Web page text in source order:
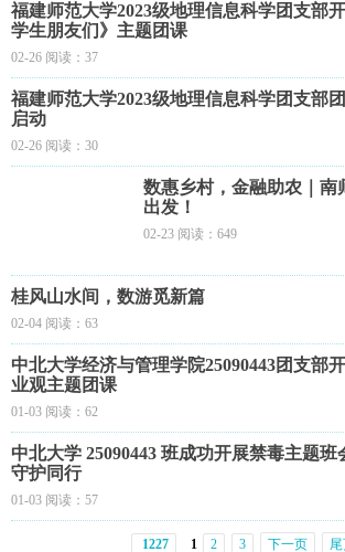
福建师范大学2023级地理信息科学团支部
学生朋友们》主题团课
02-26 阅读：37
福建师范大学2023级地理信息科学团支部
启动
02-26 阅读：30
数惠乡村，金融助农｜南
出发！
02-23 阅读：649
桂风山水间，数游觅新篇
02-04 阅读：63
中北大学经济与管理学院25090443团支部
业观主题团课
01-03 阅读：62
中北大学 25090443 班成功开展禁毒主题
守护同行
01-03 阅读：57
1227 1 2 3 下一页